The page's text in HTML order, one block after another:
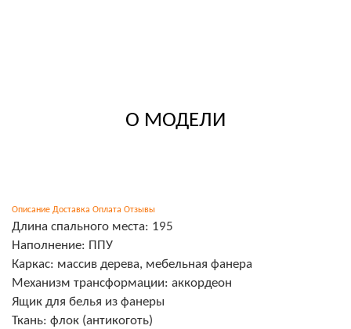
О МОДЕЛИ
Описание Доставка Оплата Отзывы
Длина спального места: 195
Наполнение: ППУ
Каркас: массив дерева, мебельная фанера
Механизм трансформации: аккордеон
Ящик для белья из фанеры
Ткань: флок (антикоготь)